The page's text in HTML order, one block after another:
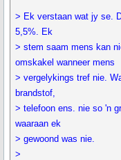
> Ek verstaan wat jy se.
5,5%. Ek
> stem saam mens kan
omskakel wanneer mens
> vergelykings tref nie.
brandstof,
> telefoon ens. nie so 'n
waaraan ek
> gewoond was nie.
>